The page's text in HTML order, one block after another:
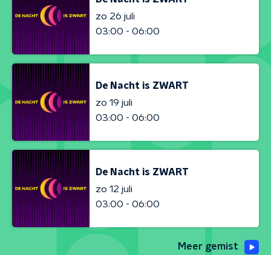
zo 26 juli
03:00 - 06:00
De Nacht is ZWART
zo 19 juli
03:00 - 06:00
De Nacht is ZWART
zo 12 juli
03:00 - 06:00
Meer gemist